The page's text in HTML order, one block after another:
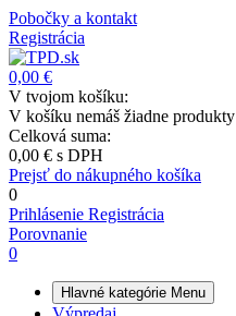
Pobočky a kontakt
Registrácia
0,00 €
V tvojom košíku:
V košíku nemáš žiadne produkty
Celková suma:
0,00 € s DPH
Prejsť do nákupného košíka
0
Prihlásenie Registrácia
Porovnanie
0
Hlavné kategórie Menu